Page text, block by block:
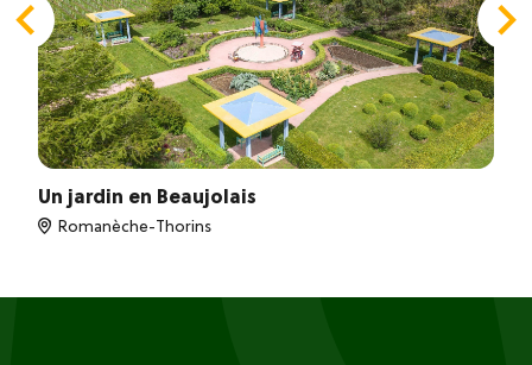
Un jardin en Beaujolais
Romanèche-Thorins